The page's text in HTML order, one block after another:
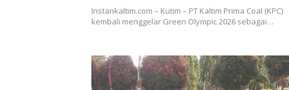
Instankaltim.com – Kutim – PT Kaltim Prima Coal (KPC)
kembali menggelar Green Olympic 2026 sebagai…